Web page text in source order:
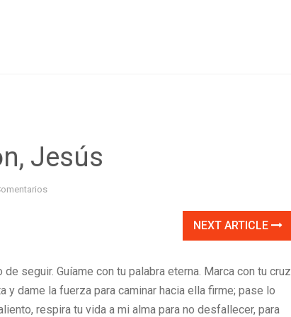
Jesús
NEXT ARTICLE
seguir. Guíame con tu palabra eterna. Marca con tu cruz
y dame la fuerza para caminar hacia ella firme; pase lo
respira tu vida a mi alma para no desfallecer, para